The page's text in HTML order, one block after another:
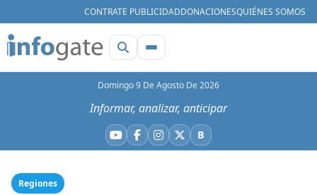
CONTRATE PUBLICIDADDONACIONESQUIÉNES SOMOS
Domingo 9 De Agosto De 2026
Informar, analizar, anticipar
YouTube
Facebook
Instagram
X BBluesky
Regiones